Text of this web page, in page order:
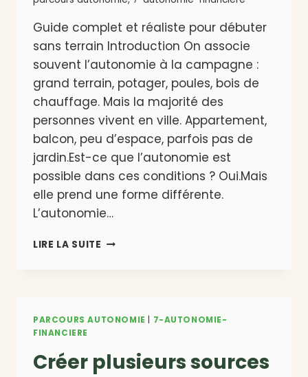
Guide complet et réaliste pour débuter
sans terrain Introduction On associe
souvent l’autonomie à la campagne :
grand terrain, potager, poules, bois de
chauffage. Mais la majorité des
personnes vivent en ville. Appartement,
balcon, peu d’espace, parfois pas de
jardin.Est-ce que l’autonomie est
possible dans ces conditions ? Oui.Mais
elle prend une forme différente.
L’autonomie…
LIRE LA SUITE DEVENIR
VIT
PARCOURS AUTONOMIE
7-AUTONOMIE-
FINANCIERE
Créer plusieurs sources